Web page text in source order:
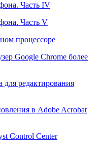
Часть IV
Часть V
процессоре
Google Chrome более
для редактирования
в Adobe Acrobat
Control Center